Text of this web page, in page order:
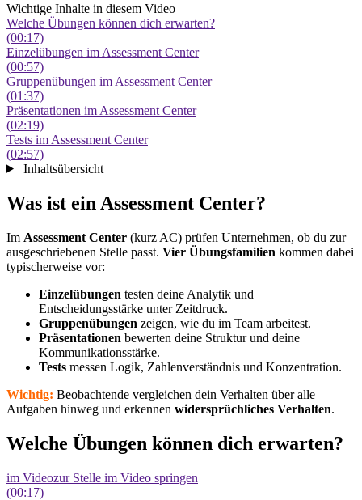
Wichtige Inhalte in diesem Video
Welche Übungen können dich erwarten?
(00:17)
Einzelübungen im Assessment Center
(00:57)
Gruppenübungen im Assessment Center
(01:37)
Präsentationen im Assessment Center
(02:19)
Tests im Assessment Center
(02:57)
Inhaltsübersicht
Was ist ein Assessment Center?
Im Assessment Center (kurz AC) prüfen Unternehmen, ob du zur
ausgeschriebenen Stelle passt. Vier Übungsfamilien kommen dabei
typischerweise vor:
Einzelübungen testen deine Analytik und
Entscheidungsstärke unter Zeitdruck.
Gruppenübungen zeigen, wie du im Team arbeitest.
Präsentationen bewerten deine Struktur und deine
Kommunikationsstärke.
Tests messen Logik, Zahlenverständnis und Konzentration.
Wichtig: Beobachtende vergleichen dein Verhalten über alle
Aufgaben hinweg und erkennen widersprüchliches Verhalten.
Welche Übungen können dich erwarten?
im Videozur Stelle im Video springen
(00:17)